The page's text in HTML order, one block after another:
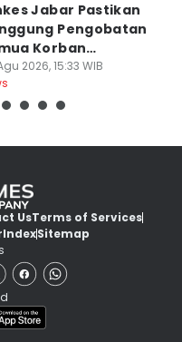
Jabar Pastikan
Pengobatan
Korban
dan Begal
2026, 15:33 WIB
UsTerms of Services
IndexSitemap